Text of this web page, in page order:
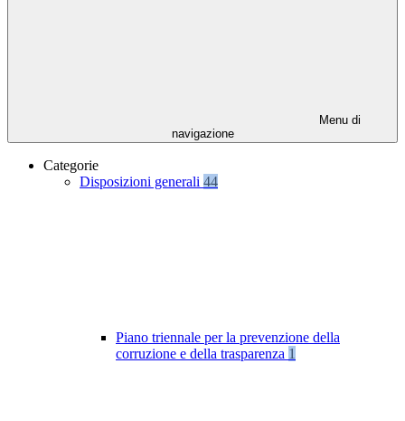
Menu di
navigazione
Categorie
Disposizioni generali 44
Piano triennale per la prevenzione della
corruzione e della trasparenza 1